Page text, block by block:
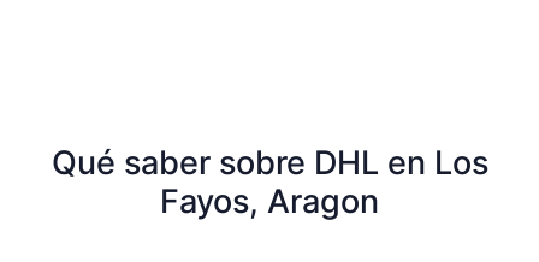
Qué saber sobre DHL en Los
Fayos, Aragon